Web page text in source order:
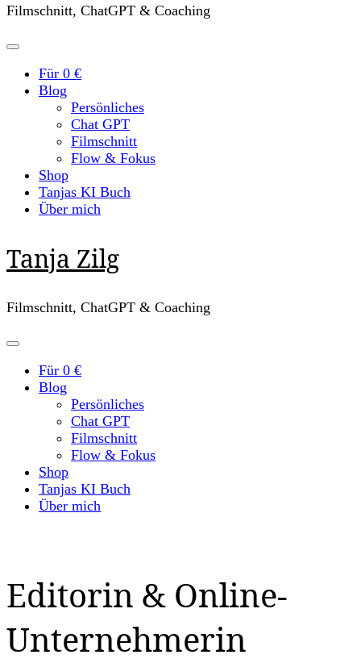
Filmschnitt, ChatGPT & Coaching
Für 0 €
Blog
Persönliches
Chat GPT
Filmschnitt
Flow & Fokus
Shop
Tanjas KI Buch
Über mich
Tanja Zilg
Filmschnitt, ChatGPT & Coaching
Für 0 €
Blog
Persönliches
Chat GPT
Filmschnitt
Flow & Fokus
Shop
Tanjas KI Buch
Über mich
Editorin & Online-
Unternehmerin